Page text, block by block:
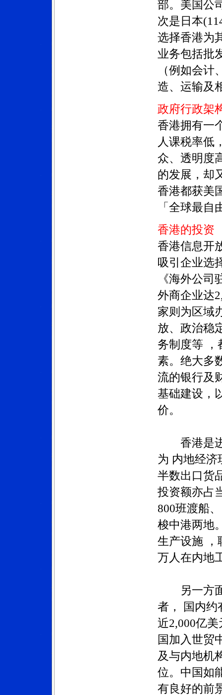
部。美国公
次是日本
选择香港为
业务包括批
（例如会
造、运输及
政府行政架
香港拥有一
人课税率低
众、透明度
的发展，却
香港都获美
「全球最自
香港的投资
香港信息开
吸引企业选
《海外公
外商企业达
家则为区域
放、政治稳
务制度等 ，
素。绝大多
流的银行及
基础建设，
价。
香港是进
为 内地经济
半数出口货
投资额亦占
800班渡船
梭中港两地
生产设施 ，
万人在内地
另一方面
者， 国内约
近2,000亿
国加入世贸
及与内地机
位。中国如
有良好的前